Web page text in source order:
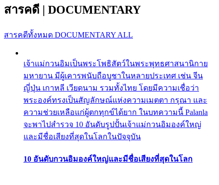
สารคดี | DOCUMENTARY
สารคดีทั้งหมด DOCUMENTARY ALL
เจ้าแม่กวนอิมเป็นพระโพธิสัตว์ในพระพุทธศาสนานิกาย
มหายาน มีผู้เคารพนับถือบูชาในหลายประเทศ เช่น จีน
ญี่ปุ่น เกาหลี เวียดนาม รวมทั้งไทย โดยมีความเชื่อว่า
พระองค์ทรงเป็นสัญลักษณ์แห่งความเมตตา กรุณา และ
ความช่วยเหลือแก่ผู้ตกทุกข์ได้ยาก ในบทความนี้ Palanla
จะพาไปสำรวจ 10 อันดับรูปปั้นเจ้าแม่กวนอิมองค์ใหญ่
และมีชื่อเสียงที่สุดในโลกในปัจจุบัน
10 อันดับกวนอิมองค์ใหญ่และมีชื่อเสียงที่สุดในโลก